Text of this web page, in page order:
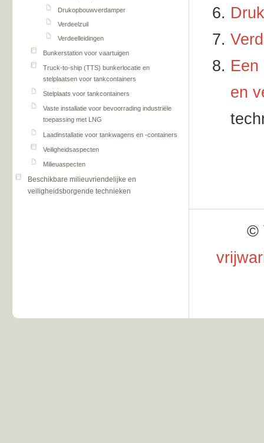
Drukopbouwverdamper
Verdeelzuil
Verdeelleidingen
Bunkerstation voor vaartuigen
Truck-to-ship (TTS) bunkerlocatie en
stelplaatsen voor tankcontainers
Stelplaats voor tankcontainers
Vaste installatie voor bevoorrading industriële
toepassing met LNG
Laadinstallatie voor tankwagens en -containers
Veiligheidsaspecten
Milieuaspecten
Beschikbare milieuvriendelijke en
veiligheidsborgende technieken
Een
en
©